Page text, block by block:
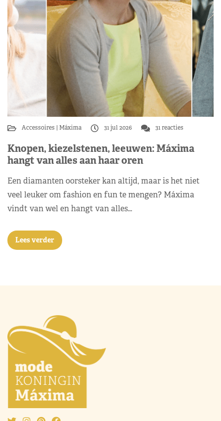
Accessoires Máxima 31 jul 2026 31 reacties
Knopen, kiezelstenen, leeuwen: Máxima
hangt van alles aan haar oren
Een diamanten oorsteker kan altijd, maar is het niet
veel leuker om fashion en fun te mengen? Máxima
vindt van wel en hangt van alles…
Lees verder